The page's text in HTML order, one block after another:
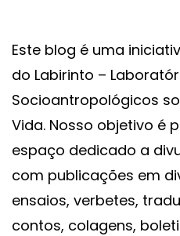
Este blog é uma
do Labirinto –
Socioantropológicos
Vida. Nosso objetivo é
espaço dedicado a
com publicações em
ensaios, verbetes,
contos, colagens,